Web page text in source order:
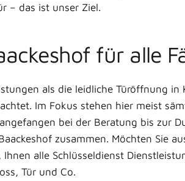
– das ist unser Ziel.
für alle
als die leidliche Türöffnung in
Im Fokus stehen hier meist
bei der Beratung bis zur
zusammen. Möchten Sie
alle Schlüsseldienst
Tür und Co.